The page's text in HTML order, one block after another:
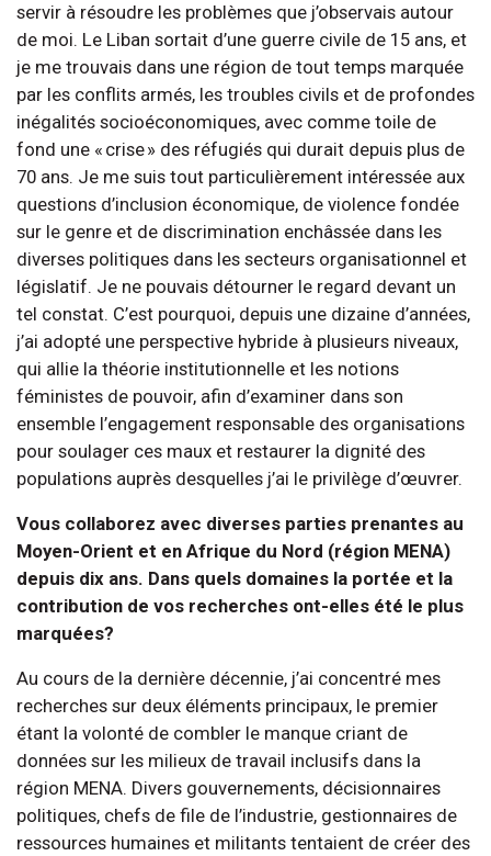
servir à résoudre les problèmes que j’observais autour
de moi. Le Liban sortait d’une guerre civile de 15 ans, et
je me trouvais dans une région de tout temps marquée
par les conflits armés, les troubles civils et de profondes
inégalités socioéconomiques, avec comme toile de
fond une « crise » des réfugiés qui durait depuis plus de
70 ans. Je me suis tout particulièrement intéressée aux
questions d’inclusion économique, de violence fondée
sur le genre et de discrimination enchâssée dans les
diverses politiques dans les secteurs organisationnel et
législatif. Je ne pouvais détourner le regard devant un
tel constat. C’est pourquoi, depuis une dizaine d’années,
j’ai adopté une perspective hybride à plusieurs niveaux,
qui allie la théorie institutionnelle et les notions
féministes de pouvoir, afin d’examiner dans son
ensemble l’engagement responsable des organisations
pour soulager ces maux et restaurer la dignité des
populations auprès desquelles j’ai le privilège d’œuvrer.
Vous collaborez avec diverses parties prenantes au
Moyen-Orient et en Afrique du Nord (région MENA)
depuis dix ans. Dans quels domaines la portée et la
contribution de vos recherches ont-elles été le plus
marquées?
Au cours de la dernière décennie, j’ai concentré mes
recherches sur deux éléments principaux, le premier
étant la volonté de combler le manque criant de
données sur les milieux de travail inclusifs dans la
région MENA. Divers gouvernements, décisionnaires
politiques, chefs de file de l’industrie, gestionnaires de
ressources humaines et militants tentaient de créer des